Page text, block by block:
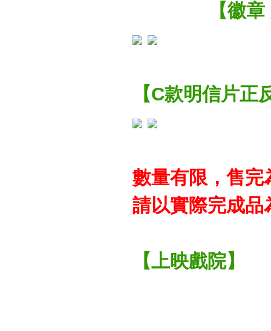
【徽
【C款明信片
數量有限，售
請以實際完成品
【上映戲院】